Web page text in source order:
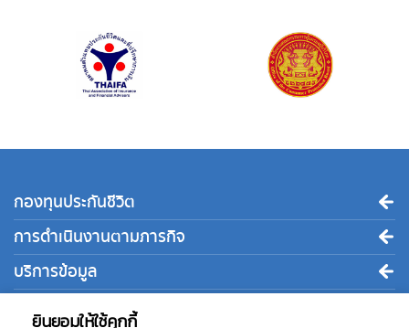
ยินยอมให้ใช้คุกกี้
กองทุนประกันชีวิต
การดำเนินงานตามภารกิจ
บริการข้อมูล